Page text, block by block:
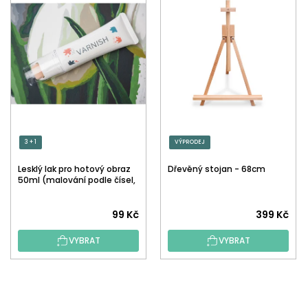
3 + 1
Lesklý lak pro hotový obraz
50ml (malování podle čísel,
hodnocení
produktu
je
99 Kč
VYBRAT
VÝPRODEJ
Dřevěný stojan - 68cm
399 Kč
VYBRAT